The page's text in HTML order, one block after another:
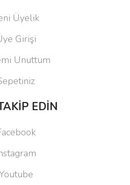
Üyelik
Girişi
Unuttum
EDİN